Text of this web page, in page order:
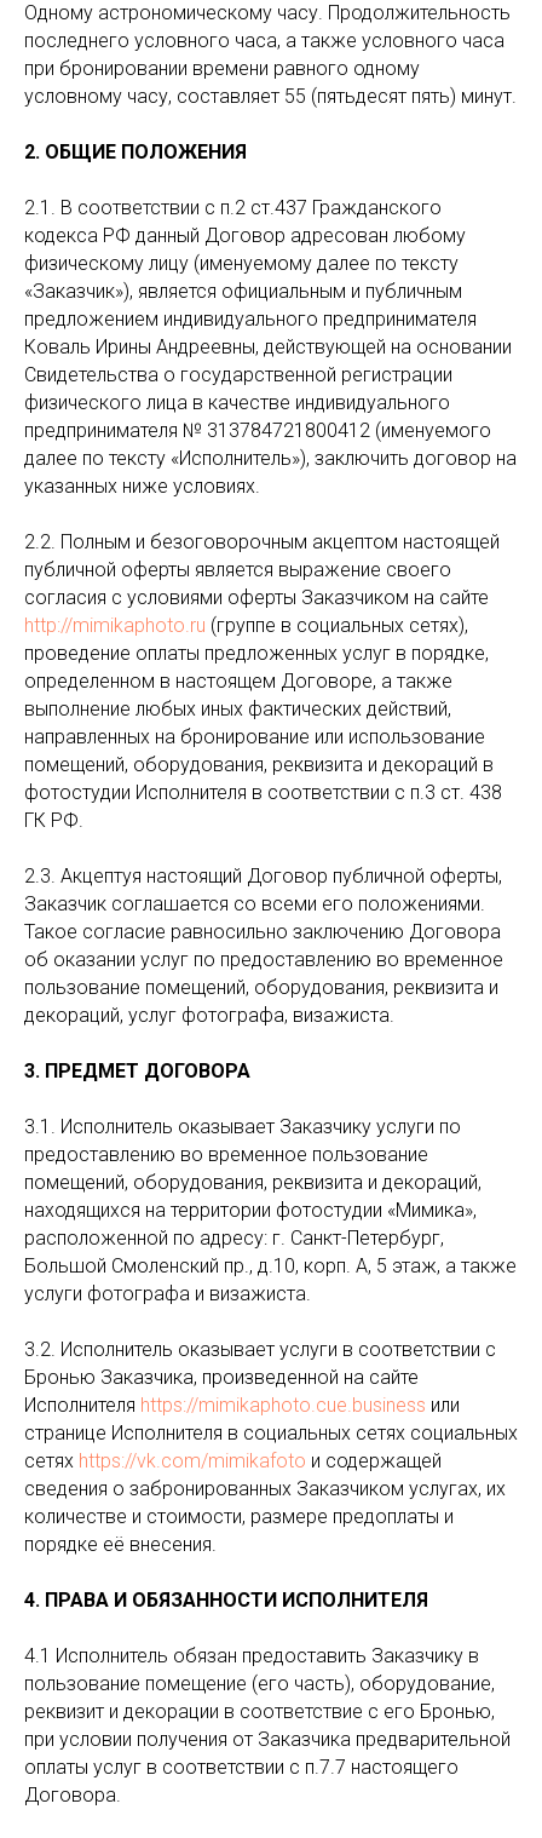
Одному астрономическому часу. Продолжительность
последнего условного часа, а также условного часа
при бронировании времени равного одному
условному часу, составляет 55 (пятьдесят пять) минут.
2. ОБЩИЕ ПОЛОЖЕНИЯ
2.1. В соответствии с п.2 ст.437 Гражданского
кодекса РФ данный Договор адресован любому
физическому лицу (именуемому далее по тексту
«Заказчик»), является официальным и публичным
предложением индивидуального предпринимателя
Коваль Ирины Андреевны, действующей на основании
Свидетельства о государственной регистрации
физического лица в качестве индивидуального
предпринимателя № 313784721800412 (именуемого
далее по тексту «Исполнитель»), заключить договор на
указанных ниже условиях.
2.2. Полным и безоговорочным акцептом настоящей
публичной оферты является выражение своего
согласия с условиями оферты Заказчиком на сайте
http://mimikaphoto.ru (группе в социальных сетях),
проведение оплаты предложенных услуг в порядке,
определенном в настоящем Договоре, а также
выполнение любых иных фактических действий,
направленных на бронирование или использование
помещений, оборудования, реквизита и декораций в
фотостудии Исполнителя в соответствии с п.3 ст. 438
ГК РФ.
2.3. Акцептуя настоящий Договор публичной оферты,
Заказчик соглашается со всеми его положениями.
Такое согласие равносильно заключению Договора
об оказании услуг по предоставлению во временное
пользование помещений, оборудования, реквизита и
декораций, услуг фотографа, визажиста.
3. ПРЕДМЕТ ДОГОВОРА
3.1. Исполнитель оказывает Заказчику услуги по
предоставлению во временное пользование
помещений, оборудования, реквизита и декораций,
находящихся на территории фотостудии «Мимика»,
расположенной по адресу: г. Санкт-Петербург,
Большой Смоленский пр., д.10, корп. А, 5 этаж, а также
услуги фотографа и визажиста.
3.2. Исполнитель оказывает услуги в соответствии с
Бронью Заказчика, произведенной на сайте
Исполнителя https://mimikaphoto.cue.business или
странице Исполнителя в социальных сетях социальных
сетях https://vk.com/mimikafoto и содержащей
сведения о забронированных Заказчиком услугах, их
количестве и стоимости, размере предоплаты и
порядке её внесения.
4. ПРАВА И ОБЯЗАННОСТИ ИСПОЛНИТЕЛЯ
4.1 Исполнитель обязан предоставить Заказчику в
пользование помещение (его часть), оборудование,
реквизит и декорации в соответствие с его Бронью,
при условии получения от Заказчика предварительной
оплаты услуг в соответствии с п.7.7 настоящего
Договора.